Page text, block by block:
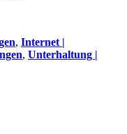
, Internet |
, Unterhaltung |